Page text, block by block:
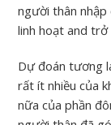
người thân nhập
linh hoạt and
Dự đoán tương
rất ít nhiều của
nữa của phần